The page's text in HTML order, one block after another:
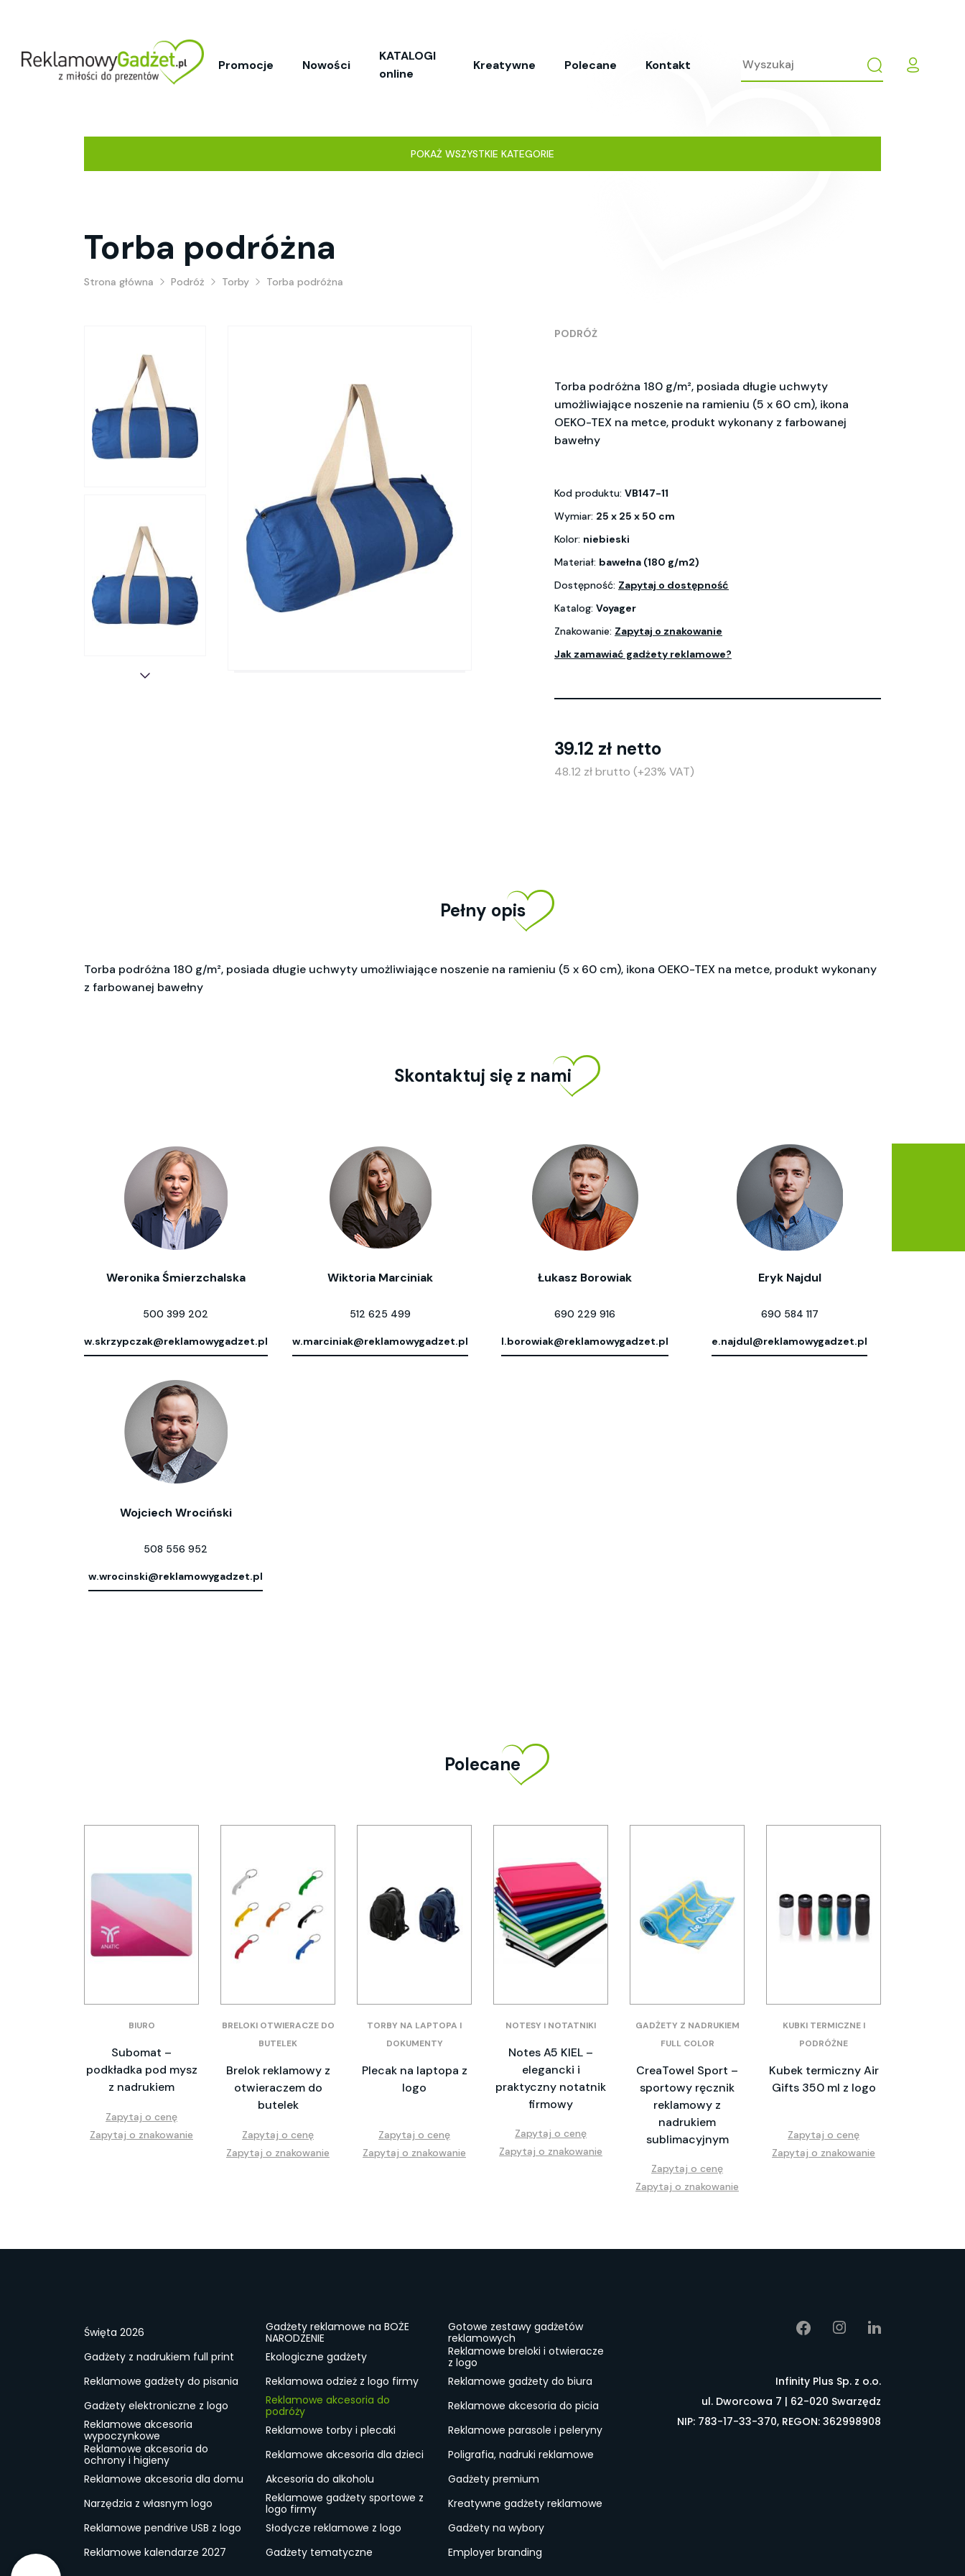
Promocje Nowości
KATALOGI
online
Kreatywne Polecane Kontakt
POKAŻ WSZYSTKIE KATEGORIE
Torba podróżna
Strona główna Podróż Torby Torba podróżna
PODRÓŻ
Torba podróżna 180 g/m², posiada długie uchwyty
umożliwiające noszenie na ramieniu (5 x 60 cm), ikona
OEKO-TEX na metce, produkt wykonany z farbowanej
bawełny
Kod produktu: VB147-11
Wymiar: 25 x 25 x 50 cm
Kolor: niebieski
Materiał: bawełna (180 g/m2)
Dostępność: Zapytaj o dostępność
Katalog: Voyager
Znakowanie: Zapytaj o znakowanie
Jak zamawiać gadżety reklamowe?
39.12 zł netto
48.12 zł brutto (+23% VAT)
Pełny opis
Torba podróżna 180 g/m², posiada długie uchwyty umożliwiające noszenie na ramieniu (5 x 60 cm), ikona OEKO-TEX na metce, produkt wykonany
z farbowanej bawełny
Skontaktuj się z nami
Weronika Śmierzchalska
500 399 202
w.skrzypczak@reklamowygadzet.pl
Wiktoria Marciniak
512 625 499
w.marciniak@reklamowygadzet.pl
Łukasz Borowiak
690 229 916
l.borowiak@reklamowygadzet.pl
Eryk Najdul
690 584 117
e.najdul@reklamowygadzet.pl
Wojciech Wrociński
508 556 952
w.wrocinski@reklamowygadzet.pl
Polecane
BIURO
Subomat –
podkładka pod mysz
z nadrukiem
Zapytaj o cenę
Zapytaj o znakowanie
BRELOKI OTWIERACZE DO
BUTELEK
Brelok reklamowy z
otwieraczem do
butelek
Zapytaj o cenę
Zapytaj o znakowanie
TORBY NA LAPTOPA I
DOKUMENTY
Plecak na laptopa z
logo
Zapytaj o cenę
Zapytaj o znakowanie
NOTESY I NOTATNIKI
Notes A5 KIEL –
elegancki i
praktyczny notatnik
firmowy
Zapytaj o cenę
Zapytaj o znakowanie
GADŻETY Z NADRUKIEM
FULL COLOR
CreaTowel Sport –
sportowy ręcznik
reklamowy z
nadrukiem
sublimacyjnym
Zapytaj o cenę
Zapytaj o znakowanie
KUBKI TERMICZNE I
PODRÓŻNE
Kubek termiczny Air
Gifts 350 ml z logo
Zapytaj o cenę
Zapytaj o znakowanie
Święta 2026
Gadżety reklamowe na BOŻE
NARODZENIE
Gotowe zestawy gadżetów
reklamowych
Gadżety z nadrukiem full print
Ekologiczne gadżety
Reklamowe breloki i otwieracze
z logo
Reklamowe gadżety do pisania
Reklamowa odzież z logo firmy
Reklamowe gadżety do biura
Gadżety elektroniczne z logo
Reklamowe akcesoria do
podróży
Reklamowe akcesoria do picia
Reklamowe akcesoria
wypoczynkowe
Reklamowe torby i plecaki
Reklamowe parasole i peleryny
Reklamowe akcesoria do
ochrony i higieny
Reklamowe akcesoria dla dzieci
Poligrafia, nadruki reklamowe
Reklamowe akcesoria dla domu
Akcesoria do alkoholu
Gadżety premium
Narzędzia z własnym logo
Reklamowe gadżety sportowe z
logo firmy
Kreatywne gadżety reklamowe
Reklamowe pendrive USB z logo
Słodycze reklamowe z logo
Gadżety na wybory
Reklamowe kalendarze 2027
Gadżety tematyczne Employer branding
Infinity Plus Sp. z o.o.
ul. Dworcowa 7 | 62-020 Swarzędz
NIP: 783-17-33-370, REGON: 362998908